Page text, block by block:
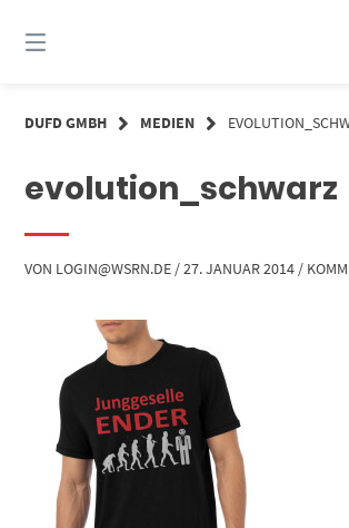
zum
Inhalt
DUFD GMBH MEDIEN
evolution_schwarz
VON LOGIN@WSRN.DE /27. JANUAR 2014 /